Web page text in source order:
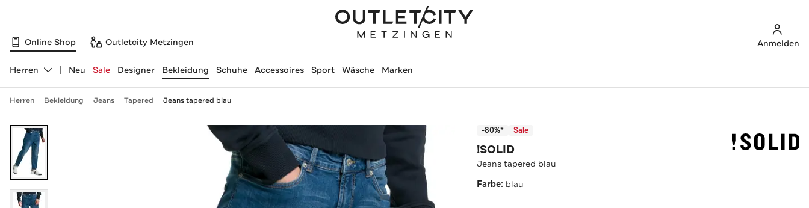
Online Shop Outletcity Metzingen Anmelden
Abteilung ändern, ausgewählt:
Herren Neu Sale Designer Bekleidung Schuhe Accessoires Sport Wäsche Marken
Herren Bekleidung Jeans Tapered Jeans tapered blau
-80%* Sale
!SOLID
Jeans tapered blau
Farbe: blau